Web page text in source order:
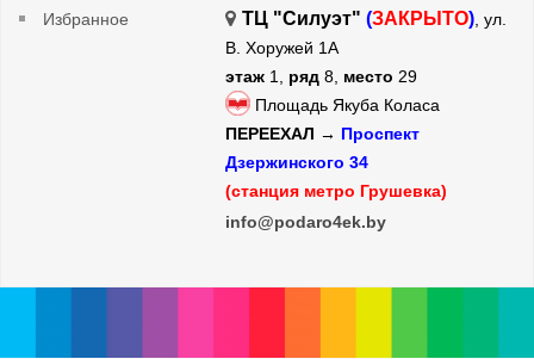
Избранное
ТЦ "Силуэт" (ЗАКРЫТО), ул.
В. Хоружей 1А
этаж 1, ряд 8, место 29
Площадь Якуба Коласа
ПЕРЕЕХАЛ → Проспект
Дзержинского 34
(станция метро Грушевка)
info@podaro4ek.by